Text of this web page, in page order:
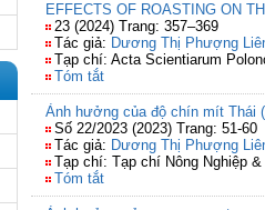
EFFECTS OF ROASTING ON
23 (2024) Trang: 357–369
Tác giả: Dương Thị Phượng
Tạp chí: Acta Scientiarum
Tóm tắt
Ảnh hưởng của độ chín mít Thái
Số 22/2023 (2023) Trang: 51-60
Tác giả: Dương Thị Phượng
Tạp chí: Tạp chí Nông Nghiệp &
Tóm tắt